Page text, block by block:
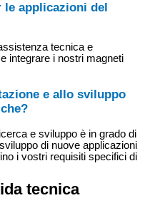
le applicazioni del
tecnica e
integrare i nostri magneti
e allo sviluppo
e sviluppo è in grado di
di nuove applicazioni
i vostri requisiti specifici di
tecnica